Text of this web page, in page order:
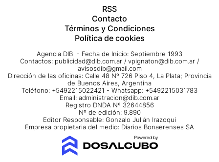
RSS
Contacto
Términos y Condiciones
Política de cookies
Agencia DIB - Fecha de Inicio: Septiembre 1993
Contactos: publicidad@dib.com.ar / vpignaton@dib.com.ar /
avisosdib@gmail.com
Dirección de las oficinas: Calle 48 Nº 726 Piso 4, La Plata; Provincia
de Buenos Aires, Argentina
Teléfono: +5492215022421 - Whatsapp: +5492215031783
Email: administracion@dib.com.ar
Registro DNDA Nº 32644856
Nº de edición: 9.890
Editor Responsable: Gonzalo Julián Irazoqui
Empresa propietaria del medio: Diarios Bonaerenses SA